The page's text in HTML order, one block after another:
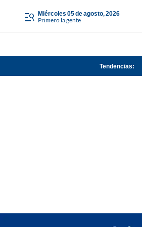
miércoles 05 de agosto, 2026
Primero la gente
Tendencias: